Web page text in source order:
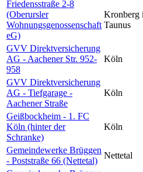
Friedensstraße 2-8
(Oberursler
Wohnungsgenossenschaft
eG)
Kronberg
Taunus
GVV Direktversicherung
AG - Aachener Str. 952-
958
Köln
GVV Direktversicherung
AG - Tiefgarage -
Aachener Straße
Köln
Geißbockheim - 1. FC
Köln (hinter der
Schranke)
Köln
Gemeindewerke Brüggen
- Poststraße 66 (Nettetal)
Nettetal